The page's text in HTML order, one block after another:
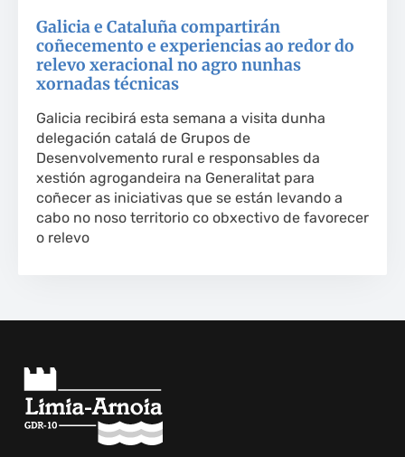
Galicia e Cataluña compartirán
coñecemento e experiencias ao redor do
relevo xeracional no agro nunhas
xornadas técnicas
Galicia recibirá esta semana a visita dunha
delegación catalá de Grupos de
Desenvolvemento rural e responsables da
xestión agrogandeira na Generalitat para
coñecer as iniciativas que se están levando a
cabo no noso territorio co obxectivo de favorecer
o relevo